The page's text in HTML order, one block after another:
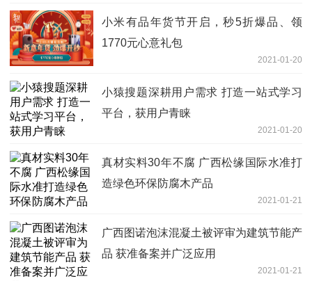
小米有品年货节开启，秒5折爆品、领
1770元心意礼包
2021-01-20
小猿搜题深耕用户需求 打造一站式学习
平台，获用户青睐
2021-01-20
真材实料30年不腐 广西松缘国际水准打
造绿色环保防腐木产品
2021-01-21
广西图诺泡沫混凝土被评审为建筑节能产
品 获准备案并广泛应用
2021-01-21